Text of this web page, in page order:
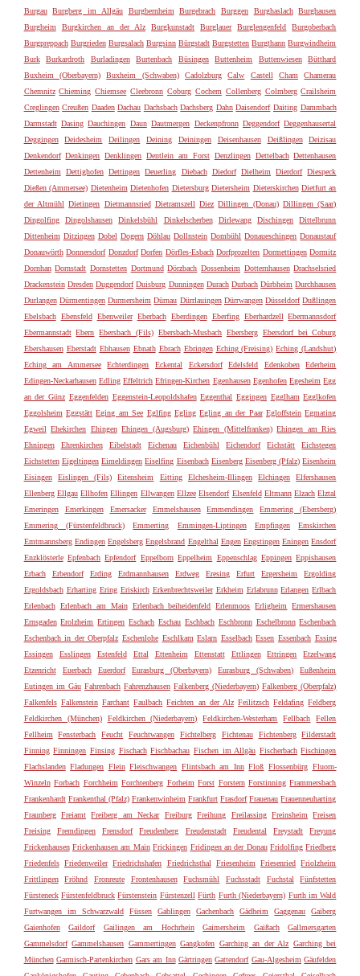
Burgau
Burgberg im Allgäu Burgbernheim Burgebrach Burggen Burghaslach
Burghausen
Burgheim
Burgkirchen an der Alz Burgkunstadt Burglauer Burglengenfeld
Burgoberbach
Burgpreppach Burgrieden Burgsalach Burgsinn Bürgstadt Burgstetten Burgthann Burgwindheim
Burk
Burkardroth Burladingen Burtenbach Büsingen Buttenheim Buttenwiesen
Bütthard
Buxheim (Oberbayern)
Buxheim (Schwaben) Cadolzburg Calw Castell Cham
Chamerau
Chemnitz Chieming Chiemsee Cleebronn Coburg Cochem Collenberg Colmberg Crailsheim
Creglingen Creußen Daaden Dachau Dachsbach Dachsberg Dahn Daisendorf Daiting Dammbach
Darmstadt Dasing Dauchingen Daun Dautmergen Deckenpfronn Deggendorf Deggenhausertal
Deggingen
Deidesheim Deilingen Deining Deiningen Deisenhausen Deißlingen
Deizisau
Denkendorf Denkingen Denklingen Dentlein am Forst Denzlingen Dettelbach Dettenhausen
Dettenheim
Dettighofen Dettingen Deuerling Diebach Diedorf Dielheim Dierdorf Diespeck
Dießen (Ammersee) Dietenheim Dietenhofen Dietersburg Dietersheim Dieterskirchen Dietfurt an
der Altmühl Dietingen Dietmannsried Dietramszell Diez Dillingen (Donau) Dillingen (Saar)
Dingolfing
Dingolshausen Dinkelsbühl Dinkelscherben Dirlewang Dischingen
Dittelbrunn
Dittenheim Ditzingen Dobel Dogern Döhlau Dollnstein Dombühl Donaueschingen Donaustauf
Donauwörth Donnersdorf Donzdorf Dorfen Dörfles-Esbach Dorfprozelten Dormettingen Dormitz
Dornhan Dornstadt Dornstetten Dortmund Dörzbach Dossenheim Dotternhausen Drachselsried
Drackenstein Dresden Duggendorf Duisburg Dunningen Durach Durbach Dürbheim Durchhausen
Durlangen Dürmentingen Durmersheim Dürnau Dürrlauingen Dürrwangen Düsseldorf Dußlingen
Ebelsbach Ebensfeld Ebenweiler Eberbach Eberdingen Eberfing Eberhardzell Ebermannsdorf
Ebermannstadt Ebern Ebersbach (Fils) Ebersbach-Musbach Ebersberg Ebersdorf bei Coburg
Ebershausen Eberstadt Ebhausen Ebnath Ebrach Ebringen Eching (Freising) Eching (Landshut)
Eching am Ammersee
Echterdingen Eckental Eckersdorf Edelsfeld Edenkoben
Ederheim
Edingen-Neckarhausen Edling Effeltrich Efringen-Kirchen Egenhausen Egenhofen Egesheim Egg
an der Günz Eggenfelden Eggenstein-Leopoldshafen Eggenthal Eggingen Egglham Egglkofen
Eggolsheim Eggstätt Eging am See Eglfing Egling Egling an der Paar Egloffstein Egmating
Egweil Ehekirchen Ehingen Ehingen (Augsburg) Ehingen (Mittelfranken) Ehingen am Ries
Ehningen
Ehrenkirchen Eibelstadt Eichenau Eichenbühl Eichendorf Eichstätt
Eichstegen
Eichstetten Eigeltingen Eimeldingen Eiselfing Eisenbach Eisenberg Eisenberg (Pfalz) Eisenheim
Eisingen
Eislingen (Fils) Eitensheim Eitting Elchesheim-Illingen Elchingen
Elfershausen
Ellenberg Ellgau Ellhofen Ellingen Ellwangen Ellzee Elsendorf Elsenfeld Eltmann Elzach Elztal
Emeringen
Emerkingen Emersacker Emmelshausen Emmendingen
Emmering (Ebersberg)
Emmering (Fürstenfeldbruck)
Emmerting Emmingen-Liptingen Empfingen
Emskirchen
Emtmannsberg Endingen Engelsberg Engelsbrand Engelthal Engen Engstingen Eningen Ensdorf
Enzklösterle Epfenbach Epfendorf Eppelborn Eppelheim Eppenschlag Eppingen Eppishausen
Erbach
Erbendorf Erding Erdmannhausen Erdweg Eresing Erfurt Ergersheim
Ergolding
Ergoldsbach Erharting Ering Eriskirch Erkenbrechtsweiler Erkheim Erlabrunn Erlangen Erlbach
Erlenbach Erlenbach am Main Erlenbach beiheidenfeld Erlenmoos Erligheim
Ermershausen
Ernsgaden Erolzheim Ertingen Eschach Eschau Eschbach Eschbronn Eschelbronn Eschenbach
Eschenbach in der Oberpfalz Eschenlohe Eschlkam Eslarn Esselbach Essen Essenbach Essing
Essingen
Esslingen Estenfeld Ettal Ettenheim Ettenstatt Ettlingen Ettringen
Etzelwang
Etzenricht
Euerbach Euerdorf Eurasburg (Oberbayern) Eurasburg (Schwaben)
Eußenheim
Eutingen im Gäu Fahrenbach Fahrenzhausen Falkenberg (Niederbayern) Falkenberg (Oberpfalz)
Falkenfels Falkenstein Farchant Faulbach Feichten an der Alz Feilitzsch Feldafing Feldberg
Feldkirchen (München)
Feldkirchen (Niederbayern) Feldkirchen-Westerham Fellbach
Fellen
Fellheim
Fensterbach Feucht Feuchtwangen Fichtelberg Fichtenau Fichtenberg
Filderstadt
Finning Finningen Finsing Fischach Fischbachau Fischen im Allgäu Fischerbach Fischingen
Flachslanden Fladungen Flein Fleischwangen Flintsbach am Inn Floß Flossenbürg Fluorn-
Winzeln Forbach Forchheim Forchtenberg Forheim Forst Forstern Forstinning Frammersbach
Frankenhardt Frankenthal (Pfalz) Frankenwinheim Frankfurt Frasdorf Frauenau Frauenneuharting
Fraunberg Freiamt Freiberg am Neckar Freiburg Freihung Freilassing Freinsheim
Freisen
Freising
Fremdingen Frensdorf Freudenberg Freudenstadt Freudental Freystadt
Freyung
Frickenhausen Frickenhausen am Main Frickingen Fridingen an der Donau Fridolfing Friedberg
Friedenfels Friedenweiler Friedrichshafen Friedrichsthal Friesenheim Friesenried Friolzheim
Frittlingen
Fröhnd Fronreute Frontenhausen Fuchsmühl Fuchsstadt Fuchstal
Fünfstetten
Fürsteneck Fürstenfeldbruck Fürstenstein Fürstenzell Fürth Furth (Niederbayern) Furth im Wald
Furtwangen im Schwarzwald
Füssen Gablingen Gachenbach Gädheim Gaggenau
Gaiberg
Gaienhofen
Gaildorf Gailingen am Hochrhein Gaimersheim Gaißach
Gallmersgarten
Gammelsdorf Gammelshausen Gammertingen Gangkofen Garching an der Alz Garching bei
München Garmisch-Partenkirchen Gars am Inn Gärtringen Gattendorf Gau-Algesheim Gäufelden